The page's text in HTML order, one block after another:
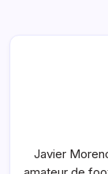
Javier